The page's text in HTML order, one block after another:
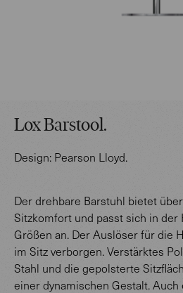
Lox Barstool.
Design: Pearson Lloyd.
Der drehbare Barstuhl bietet
Sitzkomfort und passt sich in der
Größen an. Der Auslöser für die
im Sitz verborgen. Verstärktes
Stahl und die gepolsterte
einer dynamischen Gestalt.